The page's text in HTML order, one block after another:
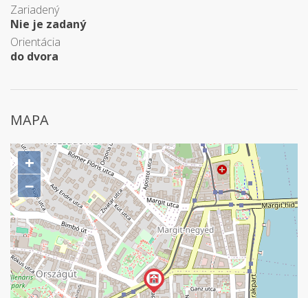
Zariadený
Nie je zadaný
Orientácia
do dvora
MAPA
+
−